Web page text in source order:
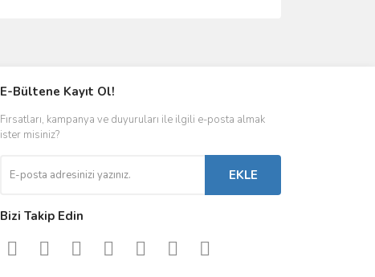
E-Bültene Kayıt Ol!
Fırsatları, kampanya ve duyuruları ile ilgili e-posta almak
ister misiniz?
EKLE
Bizi Takip Edin